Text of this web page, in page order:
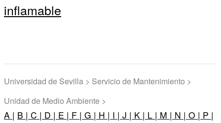
inflamable
Universidad de Sevilla > Servicio de Mantenimiento >
Unidad de Medio Ambiente >
A | B | C | D | E | F | G | H | I | J | K | L | M | N | O | P |